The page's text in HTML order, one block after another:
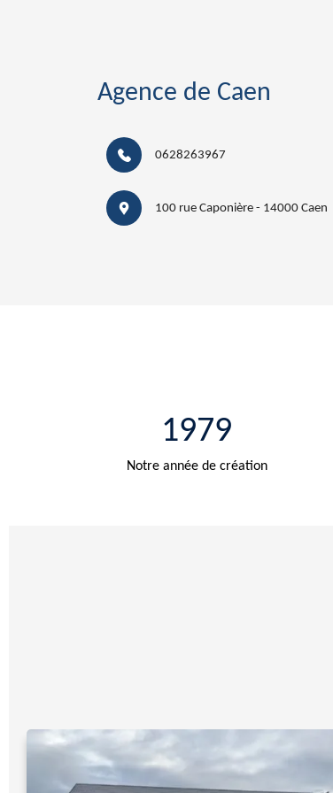
Agence de Caen
0628263967
100 rue Caponière - 14000 Caen
1979
Notre année de création